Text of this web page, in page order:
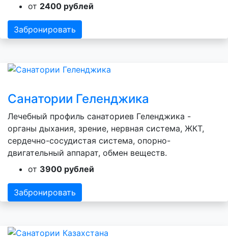
от 2400 рублей
Забронировать
Санатории Геленджика
Лечебный профиль санаториев Геленджика -
органы дыхания, зрение, нервная система, ЖКТ,
сердечно-сосудистая система, опорно-
двигательный аппарат, обмен веществ.
от 3900 рублей
Забронировать